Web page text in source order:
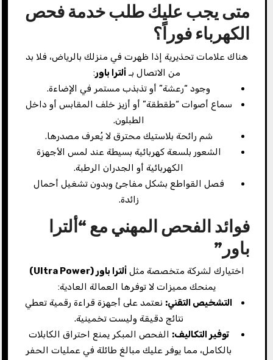
متى يجب عليك طلب خدمة فحص
الكهرباء فوراً؟
هناك علامات تحذيرية إذا ظهرت في منزلك بالرياض، فلا بد
من الاتصال بـألترا باور:
وجود “رعشة” أو تذبذب مستمر في الإضاءة.
سماع أصوات “طقطقة” أو أزيز خلف المقابس أو داخل
الطبلون.
شم رائحة بلاستيك محترق لا يُعرف مصدرها.
الشعور بلسعة كهربائية بسيطة عند لمس الأجهزة
الكهربائية أو الجدران الرطبة.
فصل القواطع بشكل مفاجئ وبدون تشغيل أحمال
زائدة.
فوائد الفحص المهني مع “ألترا
باور”
اختيارك لشركة متخصصة مثلألترا باور (Ultra Power)
يمنحك مميزات لا توفرها العمالة العادية:
التشخيص التقني: نعتمد على أجهزة قراءة رقمية تعطي
نتائج دقيقة وليست تخمينية.
توفير التكاليف: الفحص المبكر يمنع احتراق الكابلات
بالكامل، مما يوفر عليك مبالغ طائلة في عمليات الحفر